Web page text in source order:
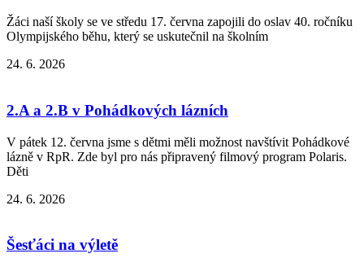
Žáci naší školy se ve středu 17. června zapojili do oslav 40. ročníku
Olympijského běhu, který se uskutečnil na školním
24. 6. 2026
2.A a 2.B v Pohádkových lázních
V pátek 12. června jsme s dětmi měli možnost navštívit Pohádkové
lázně v RpR. Zde byl pro nás připravený filmový program Polaris.
Děti
24. 6. 2026
Šesťáci na výletě